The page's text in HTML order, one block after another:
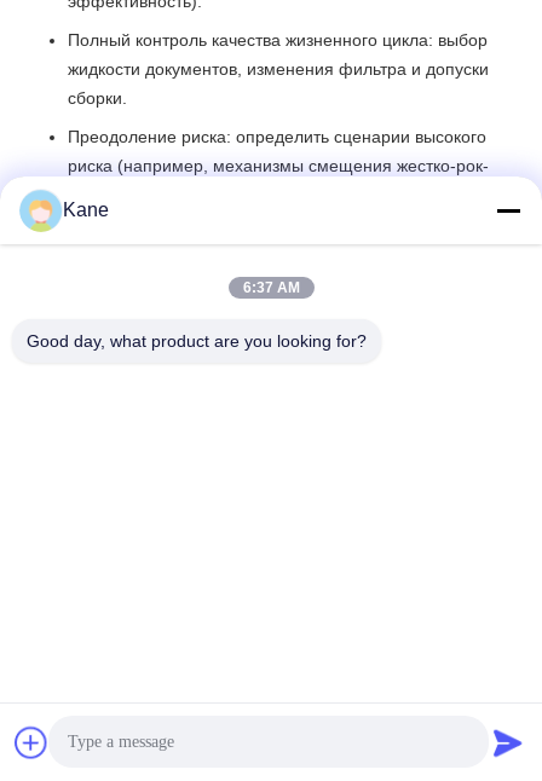
Полный контроль качества жизненного цикла: выбор
жидкости документов, изменения фильтра и допуски
сборки.
Преодоление риска: определить сценарии высокого
риска (например, механизмы смещения жестко-рок-
Руководство REXROTH и опыт туннелирования сообщают
следующее
Kane
6:37 AM
Good day, what product are you looking for?